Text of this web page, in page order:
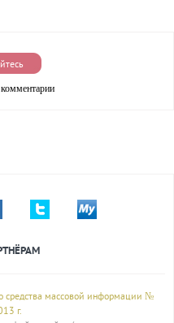
средства массовой информации №
г.